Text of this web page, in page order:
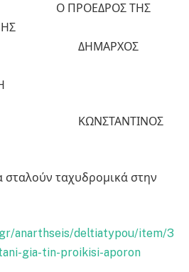
Ο ΠΡΟΕΔΡΟΣ ΤΗΣ
σταλούν ταχυδρομικά στην
anarthseis/deltiatypou/item/3
gia-tin-proikisi-aporon